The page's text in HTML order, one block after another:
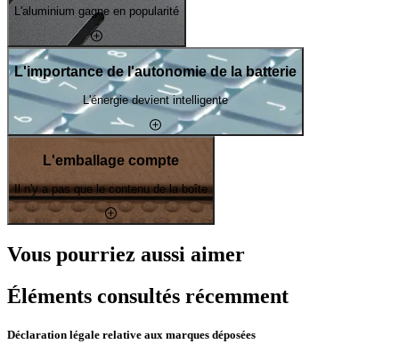
L'aluminium gagne en popularité
L'importance de l'autonomie de la batterie
L'énergie devient intelligente
L'emballage compte
Il n'y a pas que le contenu de la boîte
Vous pourriez aussi aimer
Éléments consultés récemment
Déclaration légale relative aux marques déposées